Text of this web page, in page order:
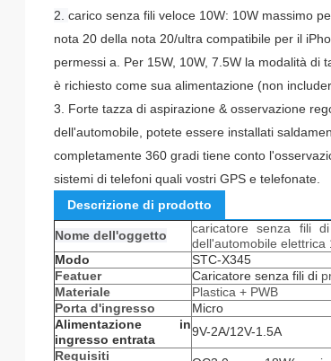
2. carico senza fili veloce 10W: 10W massimo
nota 20 della nota 20/ultra compatibile per il
permessi a. Per 15W, 10W, 7.5W la modalità di
è richiesto come sua alimentazione (non
3. Forte tazza di aspirazione & osservazione
dell'automobile, potete essere installati
completamente 360 gradi tiene conto
sistemi di telefoni quali vostri GPS e telefonate.
Descrizione di prodotto
Nome dell'oggetto
caricatore senza fili
dell'automobile elettrica
Modo
STC-X345
Featuer
Caricatore senza fili di
Materiale
Plastica + PWB
Porta d'ingresso
Micro
Alimentazione in
ingresso entrata
9V-2A/12V-1.5A
Requisiti